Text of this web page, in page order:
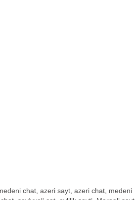
chat, azeri sayt, azeri chat, medeni